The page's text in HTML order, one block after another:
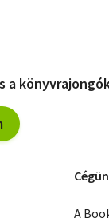
a
A